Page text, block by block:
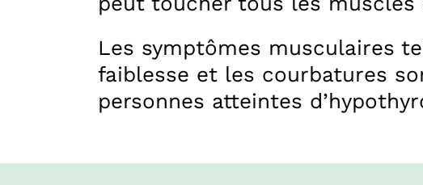
Les symptômes musculaires
faiblesse et les courbatures
personnes atteintes